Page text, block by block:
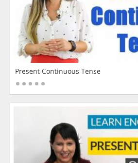
Present Continuous Tense